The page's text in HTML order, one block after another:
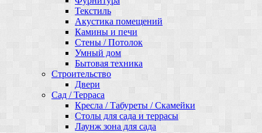
Текстиль
Акустика помещений
Камины и печи
Стены / Потолок
Умный дом
Бытовая техника
Строительство
Двери
Сад / Терраса
Кресла / Табуреты / Скамейки
Столы для сада и террасы
Лаунж зона для сада